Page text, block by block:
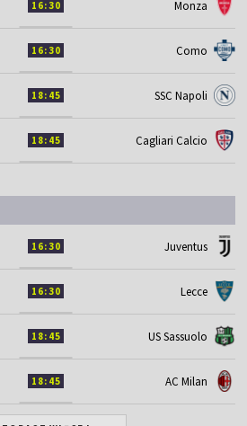
16:30 Monza
16:30 Como
18:45 SSC Napoli
18:45 Cagliari Calcio
16:30 Juventus
16:30 Lecce
18:45 US Sassuolo
18:45 AC Milan